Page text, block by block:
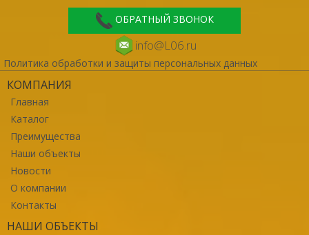
ОБРАТНЫЙ ЗВОНОК
info@L06.ru
Политика обработки и защиты персональных данных
КОМПАНИЯ
Главная
Каталог
Преимущества
Наши объекты
Новости
О компании
Контакты
НАШИ ОБЪЕКТЫ